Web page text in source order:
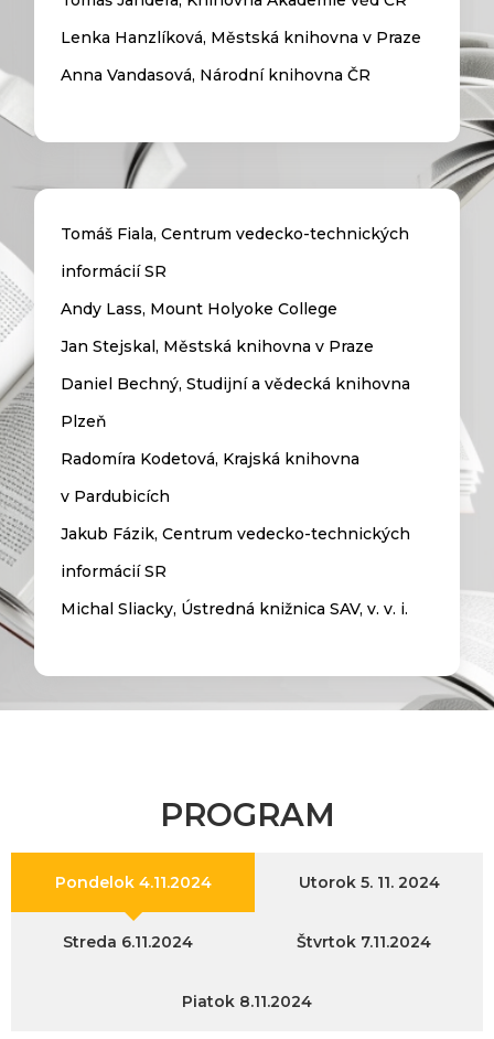
Lenka Hanzlíková, Městská knihovna v Praze
Anna Vandasová, Národní knihovna ČR
Tomáš Fiala, Centrum vedecko-technických
informácií SR
Andy Lass, Mount Holyoke College
Jan Stejskal, Městská knihovna v Praze
Daniel Bechný, Studijní a vědecká knihovna
Plzeň
Radomíra Kodetová, Krajská knihovna
v Pardubicích
Jakub Fázik, Centrum vedecko-technických
informácií SR
Michal Sliacky, Ústredná knižnica SAV, v. v. i.
PROGRAM
Pondelok 4.11.2024 Utorok 5. 11. 2024
Streda 6.11.2024 Štvrtok 7.11.2024
Piatok 8.11.2024